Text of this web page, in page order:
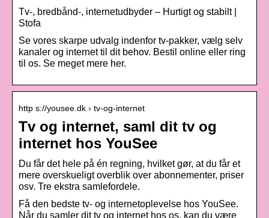
Tv-, bredbånd-, internetudbyder – Hurtigt og stabilt |
Stofa
Se vores skarpe udvalg indenfor tv-pakker, vælg selv
kanaler og internet til dit behov. Bestil online eller ring
til os. Se meget mere her.
http s://yousee.dk › tv-og-internet
Tv og internet, saml dit tv og
internet hos YouSee
Du får det hele på én regning, hvilket gør, at du får et
mere overskueligt overblik over abonnementer, priser
osv. Tre ekstra samlefordele.
Få den bedste tv- og internetoplevelse hos YouSee.
Når du samler dit tv og internet hos os, kan du være